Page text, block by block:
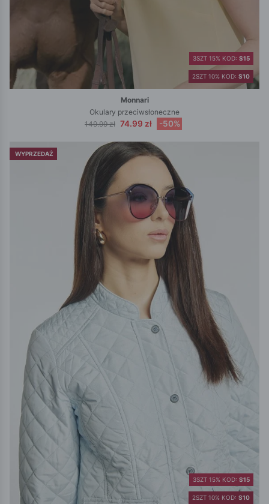
2SZT 10% KOD: S10
3SZT 15% KOD: S15
Monnari
Okulary przeciwsłoneczne
149.99 zł 74.99 zł -50%
WYPRZEDAŻ
2SZT 10% KOD: S10
3SZT 15% KOD: S15